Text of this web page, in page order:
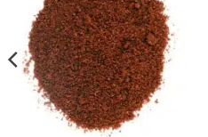
Toevoegen
aan
favorieten